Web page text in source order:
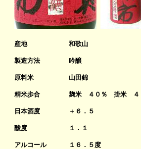
産地
製造方法
原料米
精米歩合
日本酒度
酸度
アルコール
和歌山
吟醸
山田錦
麹米 ４０％ 掛米 ４
＋６．５
１．１
１６．５度